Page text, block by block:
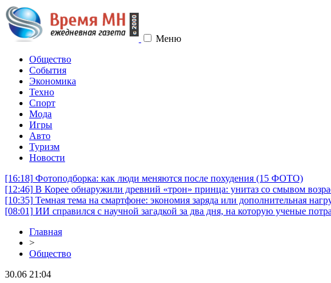
Меню
Общество
События
Экономика
Техно
Спорт
Мода
Игры
Авто
Туризм
Новости
[16:18] Фотоподборка: как люди меняются после похудения (15 ФОТО)
[12:46] В Корее обнаружили древний «трон» принца: унитаз со смывом
[10:35] Темная тема на смартфоне: экономия заряда или дополнительная
[08:01] ИИ справился с научной загадкой за два дня, на которую ученые
Главная
>
Общество
30.06 21:04